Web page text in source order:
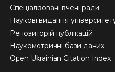
Спеціалізовані вчені ради
Наукові видання
Репозиторій публікацій
Наукометричні бази даних
Open Ukrainian Citation Index